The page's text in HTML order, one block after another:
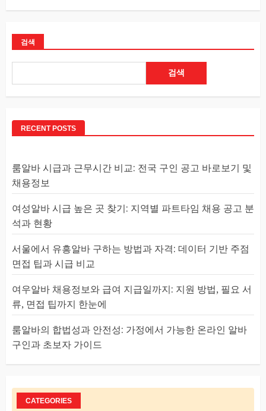
검색
검색
RECENT POSTS
룸알바 시급과 근무시간 비교: 전국 구인 공고 바로보기 및
채용정보
여성알바 시급 높은 곳 찾기: 지역별 파트타임 채용 공고 분
석과 현황
서울에서 유흥알바 구하는 방법과 자격: 데이터 기반 주점
면접 팁과 시급 비교
여우알바 채용정보와 급여 지급일까지: 지원 방법, 필요 서
류, 면접 팁까지 한눈에
룸알바의 합법성과 안전성: 가정에서 가능한 온라인 알바
구인과 초보자 가이드
CATEGORIES